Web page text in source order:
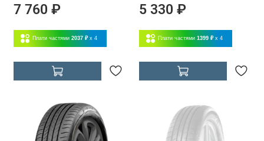
7 760 ₽
Плати частями 2037 ₽ x 4
5 330 ₽
Плати частями 1399 ₽ x 4